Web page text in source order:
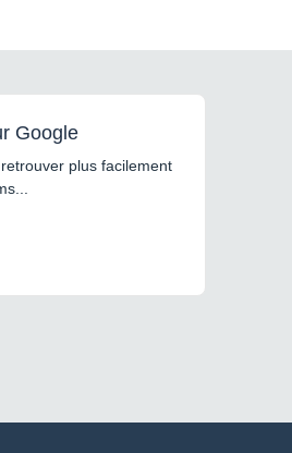
Google
plus facilement